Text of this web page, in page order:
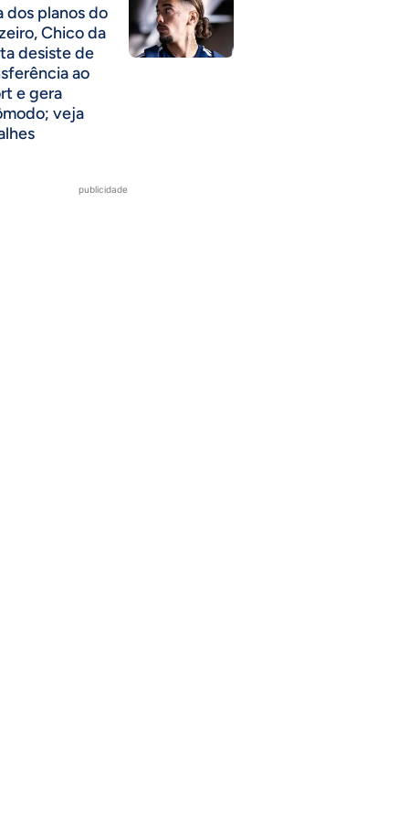
dos planos do
Chico da
desiste de
ao
e gera
veja
publicidade